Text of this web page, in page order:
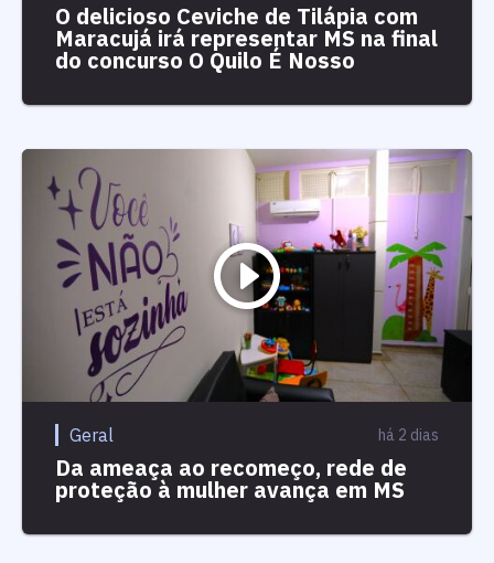
O delicioso Ceviche de Tilápia com
Maracujá irá representar MS na final
do concurso O Quilo É Nosso
Geral há 2 dias
Da ameaça ao recomeço, rede de
proteção à mulher avança em MS